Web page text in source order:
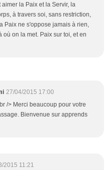
la Paix et la Servir, la
à travers soi, sans restriction,
Paix ne s'oppose jamais à rien,
on la met. Paix sur toi, et en
27/04/2015 17:00
/> Merci beaucoup pour votre
Bienvenue sur apprends
2015 11:21